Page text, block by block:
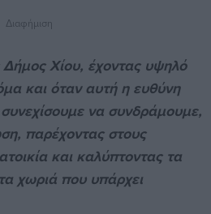
Διαφήμιση
Χίου, έχοντας υψηλό
και όταν αυτή η ευθύνη
να συνδράμουμε,
παρέχοντας στους
και καλύπτοντας τα
χωριά που υπάρχει